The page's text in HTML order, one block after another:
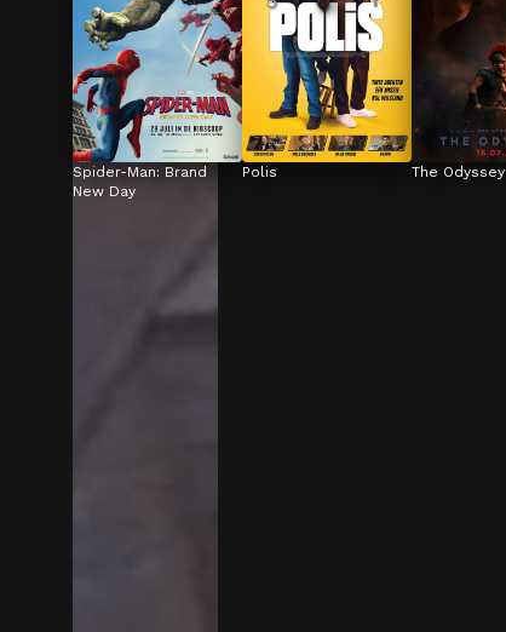
Spider-Man: Brand
New Day
Polis The Odyssey